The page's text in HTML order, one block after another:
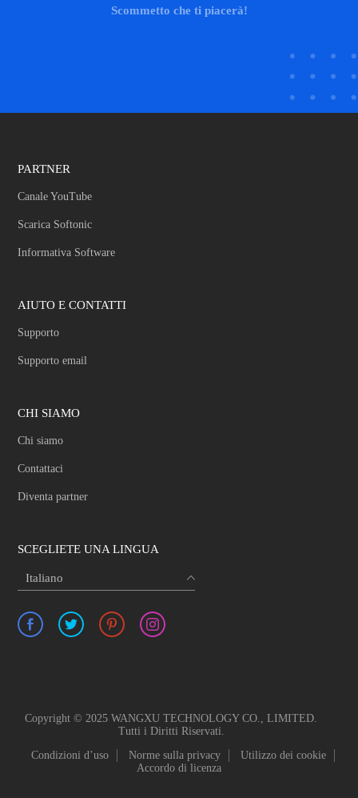
Scommetto che ti piacerà!
PARTNER
Canale YouTube
Scarica Softonic
Informativa Software
AIUTO E CONTATTI
Supporto
Supporto email
CHI SIAMO
Chi siamo
Contattaci
Diventa partner
SCEGLIETE UNA LINGUA
Italiano
Copyright © 2025 WANGXU TECHNOLOGY CO., LIMITED.
Tutti i Diritti Riservati.
Condizioni d’uso
Norme sulla privacy
Utilizzo dei cookie
Accordo di licenza